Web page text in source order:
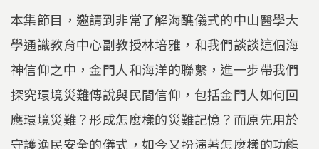
本集節目，邀請到非常了解海醮儀式的中山醫學大
學通識教育中心副教授林培雅，和我們談談這個海
神信仰之中，金門人和海洋的聯繫，進一步帶我們
探究環境災難傳說與民間信仰，包括金門人如何回
應環境災難？形成怎麼樣的災難記憶？而原先用於
守護漁民安全的儀式，如今又扮演著怎麼樣的功能